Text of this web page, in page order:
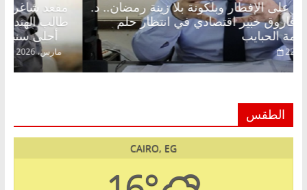
مقعد شاغر على الإفطار وبلكونة بلا زينة رمضان.. د.
عبدالخالق فاروق خبير اقتصادي في انتظار حلم
الحرية ولمة الحبايب
22 فبراير، 2026
الطقس
CAIRO, EG